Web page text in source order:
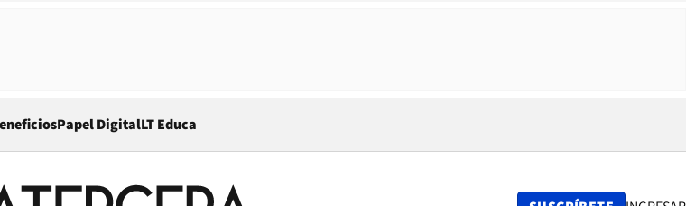
Papel DigitalOpens in new window
LT Educa